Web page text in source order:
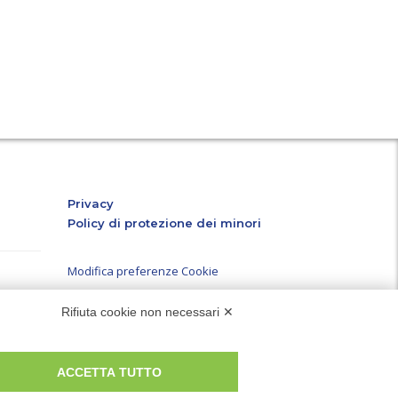
i
Privacy
Policy di protezione dei minori
Modifica preferenze Cookie
Rifiuta cookie non necessari ✕
ACCETTA TUTTO